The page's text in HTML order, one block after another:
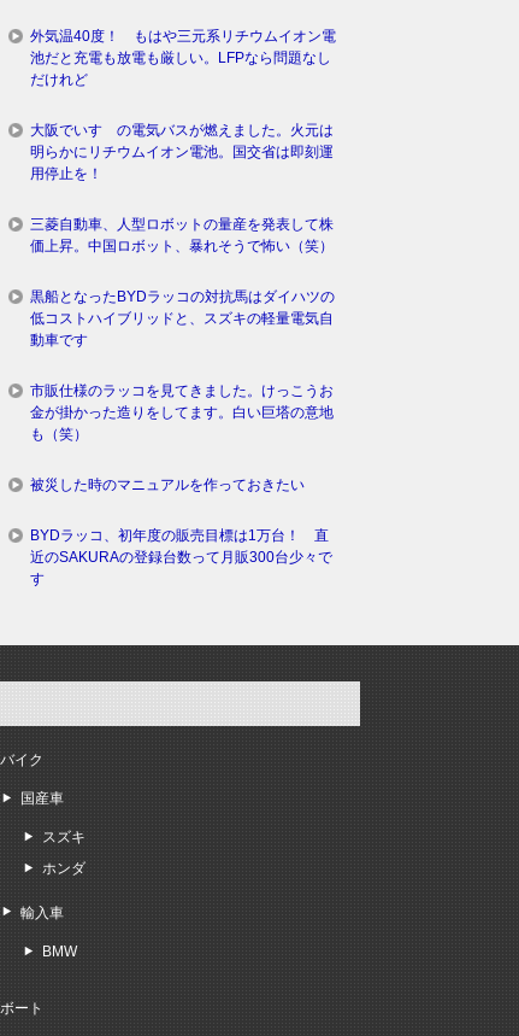
外気温40度！ もはや三元系リチウムイオン電
池だと充電も放電も厳しい。LFPなら問題なし
だけれど
大阪でいすゞの電気バスが燃えました。火元は
明らかにリチウムイオン電池。国交省は即刻運
用停止を！
三菱自動車、人型ロボットの量産を発表して株
価上昇。中国ロボット、暴れそうで怖い（笑）
黒船となったBYDラッコの対抗馬はダイハツの
低コストハイブリッドと、スズキの軽量電気自
動車です
市販仕様のラッコを見てきました。けっこうお
金が掛かった造りをしてます。白い巨塔の意地
も（笑）
被災した時のマニュアルを作っておきたい
BYDラッコ、初年度の販売目標は1万台！ 直
近のSAKURAの登録台数って月販300台少々で
す
バイク
国産車
スズキ
ホンダ
輸入車
BMW
ボート